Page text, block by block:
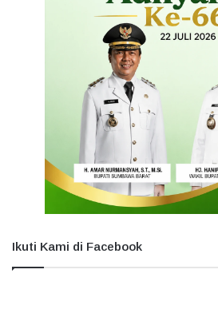
Ikuti Kami di Facebook